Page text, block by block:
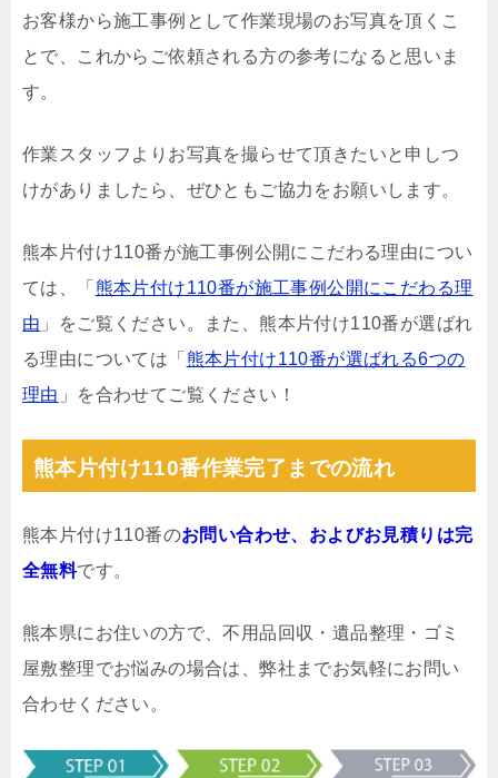
お客様から施工事例として作業現場のお写真を頂くこ
とで、これからご依頼される方の参考になると思いま
す。
作業スタッフよりお写真を撮らせて頂きたいと申しつ
けがありましたら、ぜひともご協力をお願いします。
熊本片付け110番が施工事例公開にこだわる理由につい
ては、「 熊本片付け110番が施工事例公開にこだわる理
由 」をご覧ください。また、熊本片付け110番が選ばれ
る理由については「 熊本片付け110番が選ばれる6つの
理由 」を合わせてご覧ください！
熊本片付け110番作業完了までの流れ
熊本片付け110番のお問い合わせ、およびお見積りは完
全無料です。
熊本県にお住いの方で、不用品回収・遺品整理・ゴミ
屋敷整理でお悩みの場合は、弊社までお気軽にお問い
合わせください。